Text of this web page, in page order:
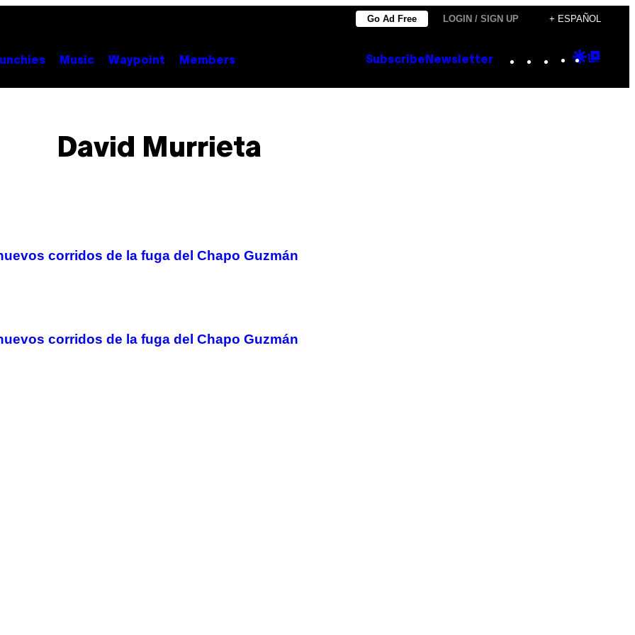
Go Ad Free LOGIN / SIGN UP + ESPAÑOL
Music Waypoint Members Subscribe Newsletter Instagram
TikTok
YouTube
Google
David Murrieta
corridos de la fuga del Chapo Guzmán
corridos de la fuga del Chapo Guzmán